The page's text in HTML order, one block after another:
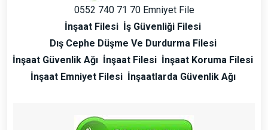
0552 740 71 70 Emniyet File
İnşaat Filesi İş Güvenliği Filesi
Dış Cephe Düşme Ve Durdurma Filesi
İnşaat Güvenlik Ağı İnşaat Filesi İnşaat Koruma Filesi
İnşaat Emniyet Filesi İnşaatlarda Güvenlik Ağı